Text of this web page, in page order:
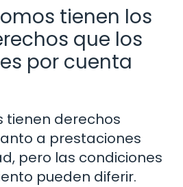
tienen los
que los
por cuenta
tienen derechos
a prestaciones
pero las condiciones
pueden diferir.